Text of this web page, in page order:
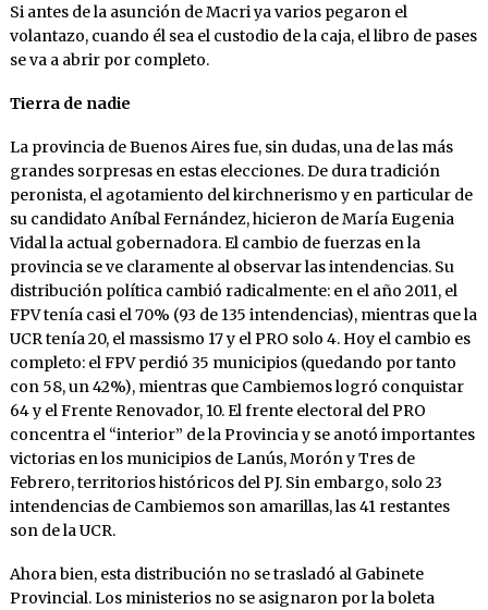
Si antes de la asunción de Macri ya varios pegaron el
volantazo, cuando él sea el custodio de la caja, el libro de pases
se va a abrir por completo.
Tierra de nadie
La provincia de Buenos Aires fue, sin dudas, una de las más
grandes sorpresas en estas elecciones. De dura tradición
peronista, el agotamiento del kirchnerismo y en particular de
su candidato Aníbal Fernández, hicieron de María Eugenia
Vidal la actual gobernadora. El cambio de fuerzas en la
provincia se ve claramente al observar las intendencias. Su
distribución política cambió radicalmente: en el año 2011, el
FPV tenía casi el 70% (93 de 135 intendencias), mientras que la
UCR tenía 20, el massismo 17 y el PRO solo 4. Hoy el cambio es
completo: el FPV perdió 35 municipios (quedando por tanto
con 58, un 42%), mientras que Cambiemos logró conquistar
64 y el Frente Renovador, 10. El frente electoral del PRO
concentra el “interior” de la Provincia y se anotó importantes
victorias en los municipios de Lanús, Morón y Tres de
Febrero, territorios históricos del PJ. Sin embargo, solo 23
intendencias de Cambiemos son amarillas, las 41 restantes
son de la UCR.
Ahora bien, esta distribución no se trasladó al Gabinete
Provincial. Los ministerios no se asignaron por la boleta